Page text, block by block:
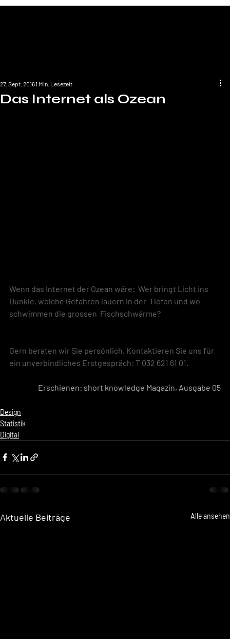
Das Internet als Ozean
27. Sept. 20161 Min. Lesezeit
Wenn das Internet der Ozean wäre:  Wer bringt Licht ins
Dunkle, welche Gefahren lauern in der  Tiefen und wo
schwimmen die grossen  Fischschwärme?
Gern beraten wir Sie persönlich. Kontaktieren Sie uns für
ein unverbindliches Erstgespräch: T 032 621 61 01.
Erschienen: short knowledge Magazin, Ausgabe 05
Design
Statistik
Digital
Aktuelle Beiträge Alle ansehen